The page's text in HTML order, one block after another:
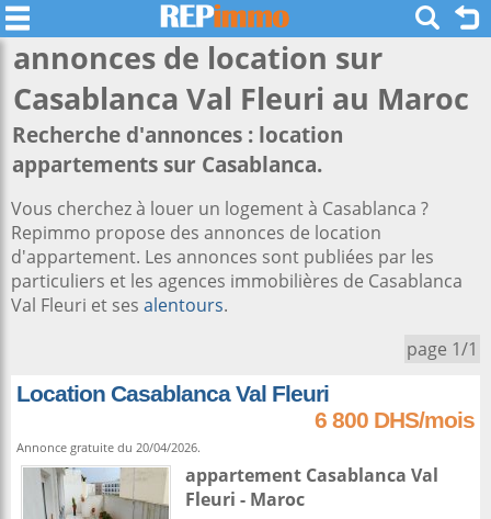
annonces de location sur
Casablanca Val Fleuri au Maroc
Recherche d'annonces : location
appartements sur Casablanca.
Vous cherchez à louer un logement à Casablanca ?
Repimmo propose des annonces de location
d'appartement. Les annonces sont publiées par les
particuliers et les agences immobilières de Casablanca
Val Fleuri et ses alentours.
page 1/1
Location Casablanca Val Fleuri
6 800 DHS/mois
Annonce gratuite du 20/04/2026.
appartement Casablanca Val
Fleuri - Maroc